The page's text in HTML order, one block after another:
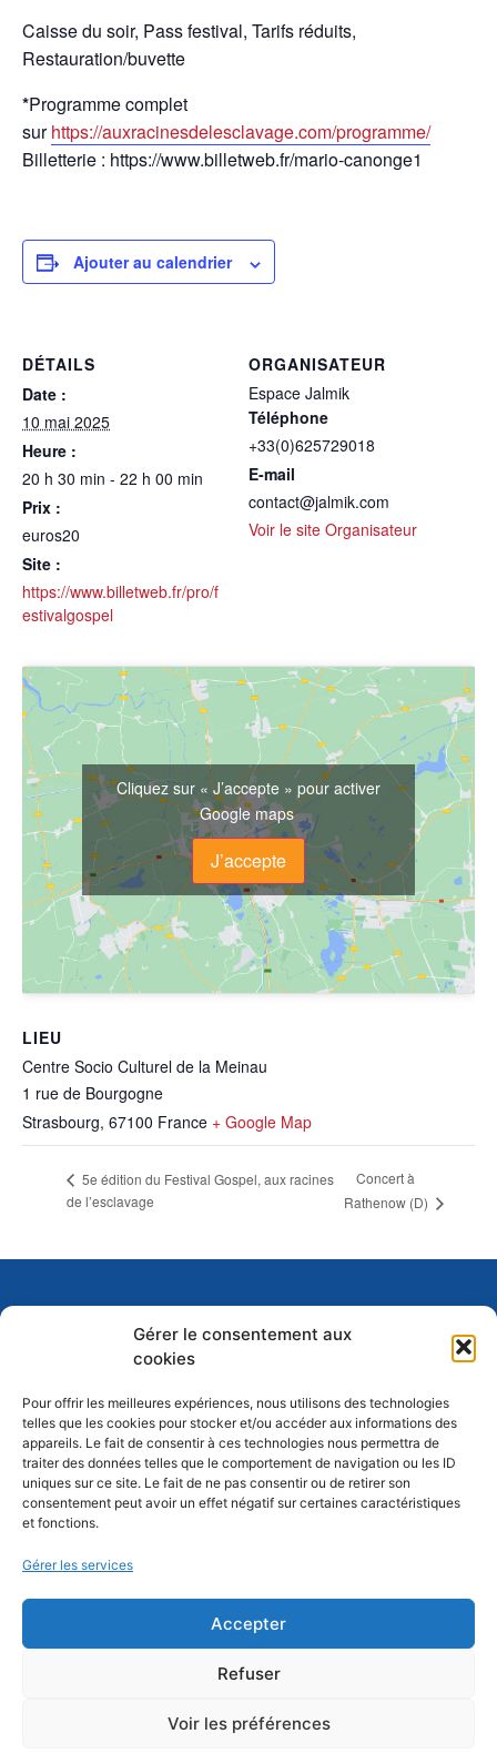
Gérer le consentement aux
cookies
Pour offrir les meilleures expériences, nous utilisons des technologies
telles que les cookies pour stocker et/ou accéder aux informations des
appareils. Le fait de consentir à ces technologies nous permettra de
traiter des données telles que le comportement de navigation ou les ID
uniques sur ce site. Le fait de ne pas consentir ou de retirer son
consentement peut avoir un effet négatif sur certaines caractéristiques
et fonctions.
Gérer les services
Accepter
Refuser
Voir les préférences
Caisse du soir, Pass festival, Tarifs réduits,
Restauration/buvette
*Programme complet
surhttps://auxracinesdelesclavage.com/programme/
Billetterie : https://www.billetweb.fr/mario-canonge1
Ajouter au calendrier
DÉTAILS
Date :
10 mai 2025
Heure :
20 h 30 min - 22 h 00 min
Prix :
euros20
Site :
https://www.billetweb.fr/pro/f
estivalgospel
ORGANISATEUR
Espace Jalmik
Téléphone
+33(0)625729018
E-mail
contact@jalmik.com
Voir le site Organisateur
LIEU
Centre Socio Culturel de la Meinau
1 rue de Bourgogne
Strasbourg, 67100 France + Google Map
Cliquez sur « J’accepte » pour activer
Google maps
J’accepte
5e édition du Festival Gospel, aux racines
de l’esclavage
Concert à
Rathenow (D)
Association Sun Gospel Singers –
Siège social
Lieu de répétition :Espace associatif 28,
Rue du Cerf-Berr, 67200 Strasbourg-Poteries